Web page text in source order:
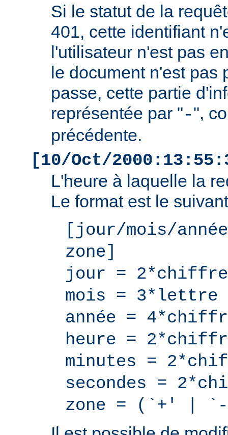
Si le statut de la
401, cette identifiant
l'utilisateur n'est pas
le document n'est pas
passe, cette partie
représentée par "-",
précédente.
[10/Oct/
L'heure à laquelle la
Le format est le
[jour/mois/
zone]
jour = 2*chiffre
mois = 3*lettre
année =
heure =
minutes =
secondes =
zone = (`+' |